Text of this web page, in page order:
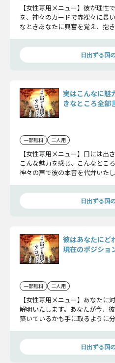
【女性専用メニュー】彼が理性
を、神々のカードで赤裸々に暴
なときあなたに興奮を覚え、抱
日出ずる国
実はこんなに魅
きなところ全部
一部無料 二人用
【女性専用メニュー】口には出
こんな魅力を感じ、こんなとこ
神々の声で彼の本音を代弁いたし
日出ずる国
彼はあなたにど
現在のポジショ
一部無料 二人用
【女性専用メニュー】あなたに
解明いたします。あなたが今、
築いているかも手に取るように分
日出ずる国